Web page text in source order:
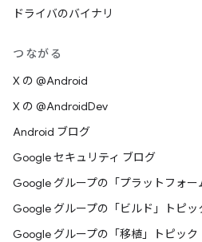
ドライバのバイナリ
つながる
X の @Android
X の @AndroidDev
Android ブログ
Google セキュリティ ブログ
Google グループの「プラットフォー
Google グループの「ビルド」トピッ
Google グループの「移植」トピック